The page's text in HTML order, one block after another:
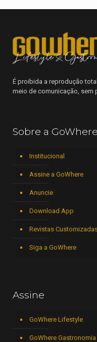
É proibida a reprodução
meio de comunicação, sem
Sobre a GoWhere
Institucional
Assine a GoWhere
Anuncie
Download App
Revistas
Siga a GoWhere
Assine
GoWhere Lifestyle
GoWhere Gastronomia